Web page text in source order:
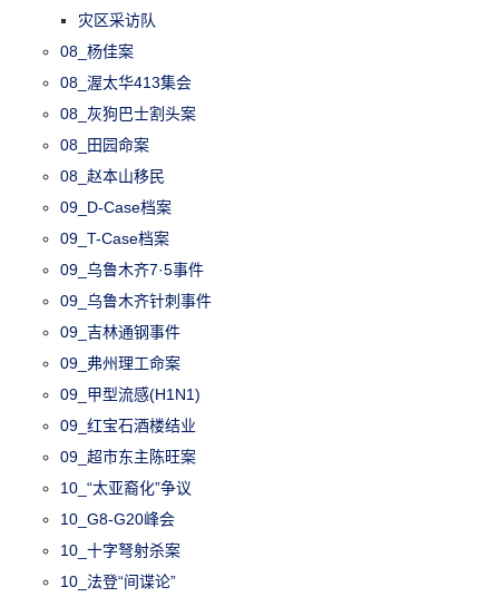
灾区采访队
08_杨佳案
08_渥太华413集会
08_灰狗巴士割头案
08_田园命案
08_赵本山移民
09_D-Case档案
09_T-Case档案
09_乌鲁木齐7·5事件
09_乌鲁木齐针刺事件
09_吉林通钢事件
09_弗州理工命案
09_甲型流感(H1N1)
09_红宝石酒楼结业
09_超市东主陈旺案
10_“太亚裔化”争议
10_G8-G20峰会
10_十字弩射杀案
10_法登“间谍论”